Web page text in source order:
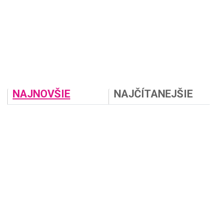
NAJNOVŠIE NAJČÍTANEJŠIE